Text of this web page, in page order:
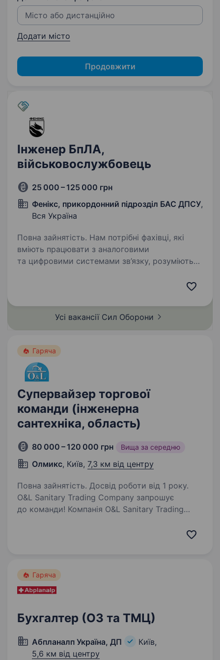
Додати місто
Продовжити
Інженер БпЛА,
військовослужбовець
25 000 – 125 000 грн
Фенікс, прикордонний підрозділ БАС ДПСУ,
Вся Україна
Повна зайнятість. Нам потрібні фахівці, які
вміють працювати з аналоговими
та цифровими системами зв’язку, розуміються
Усі вакансії Сил Оборони
Гаряча
Супервайзер торгової
команди (інженерна
сантехніка, область)
80 000 – 120 000 грн Вища за середню
Олмикс, Київ, 7,3 км від центру
Повна зайнятість. Досвід роботи від 1 року.
O&L Sanitary Trading Company запрошує
до команди! Компанія O&L Sanitary Trading
Гаряча
Бухгалтер (ОЗ та ТМЦ)
Абпланалп Україна, ДП
Київ,
5,6 км від центру